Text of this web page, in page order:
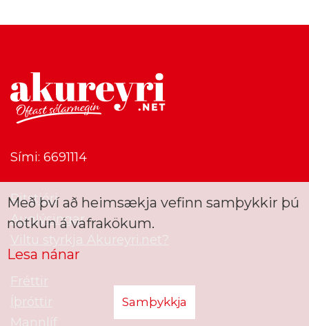
Sími: 6691114
Ritstjóri
Auglýsingar
Viltu styrkja Akureyri.net?
Fréttir
Íþróttir
Mannlíf
Með því að heimsækja vefinn samþykkir þú
notkun á vafrakökum.
Lesa nánar
Samþykkja